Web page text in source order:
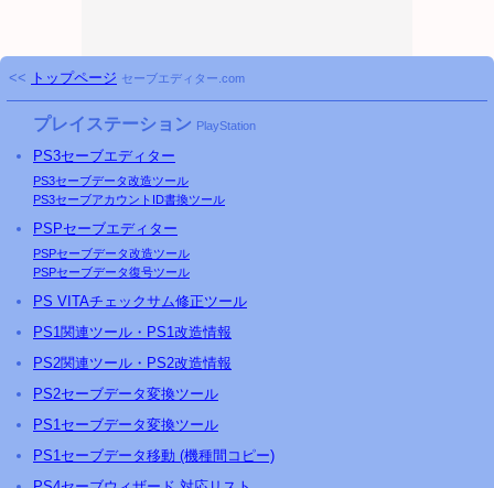
<< トップページ セーブエディター.com
プレイステーション PlayStation
PS3セーブエディター
PS3セーブデータ改造ツール
PS3セーブアカウントID書換ツール
PSPセーブエディター
PSPセーブデータ改造ツール
PSPセーブデータ復号ツール
PS VITAチェックサム修正ツール
PS1関連ツール・ PS1改造情報
PS2関連ツール・ PS2改造情報
PS2セーブデータ変換ツール
PS1セーブデータ変換ツール
PS1セーブデータ移動 (機種間コピー)